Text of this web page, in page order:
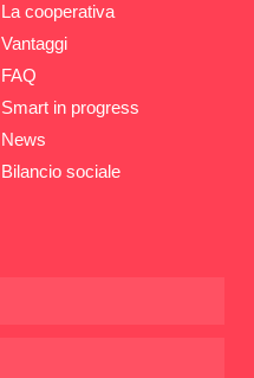
La cooperativa
Vantaggi
FAQ
Smart in progress
News
Bilancio sociale